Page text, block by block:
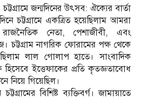
জন্মদিনের উৎসব: ঐক্যের বার্তা
চট্টগ্রামে একত্রিত হয়েছিলাম আমরা
রাজনৈতিক নেতা, পেশাজীবী, এবং
চট্টগ্রাম নাগরিক ফোরামের পক্ষ থেকে
লাল গোলাপ হাতে। সাংবাদিক
ইত্তেফাকের প্রতি কৃতজ্ঞতাবোধ
নিয়ে গিয়েছিল।
বিশিষ্ট ব্যক্তিবর্গ। জামায়াতে